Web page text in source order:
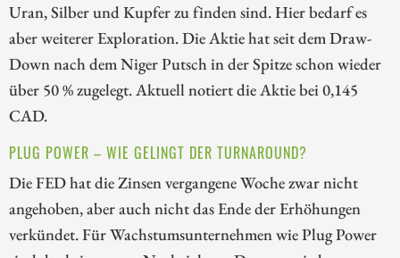
Uran, Silber und Kupfer zu finden sind. Hier bedarf es
aber weiterer Exploration. Die Aktie hat seit dem Draw-
Down nach dem Niger Putsch in der Spitze schon wieder
über 50 % zugelegt. Aktuell notiert die Aktie bei 0,145
CAD.
PLUG POWER – WIE GELINGT DER TURNAROUND?
Die FED hat die Zinsen vergangene Woche zwar nicht
angehoben, aber auch nicht das Ende der Erhöhungen
verkündet. Für Wachstumsunternehmen wie Plug Power